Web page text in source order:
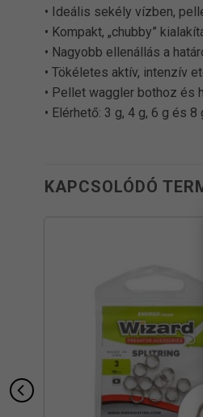
• Ideális sekély vízben,
• Kompakt, „chubby”
• Nagyobb ellenállás a
• Tökéletes aktív, intenzív
• Pellet waggler bothoz
• Elérhető: 3 g, 4 g, 6 g és 8
KAPCSOLÓDÓ